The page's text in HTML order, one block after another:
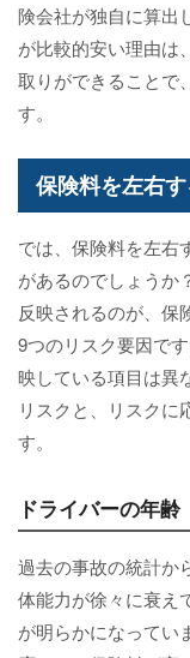
険会社が独自に算出
が比較的安い理由は
取りができることで
す。
保険料を左右す
では、保険料を左右
があるのでしょうか
反映されるのが、保
9つのリスク要因で
映している項目は異
リスクと、リスクに
す。
ドライバーの年齢
過去の事故の統計か
体能力が徐々に衰え
が明らかになってい